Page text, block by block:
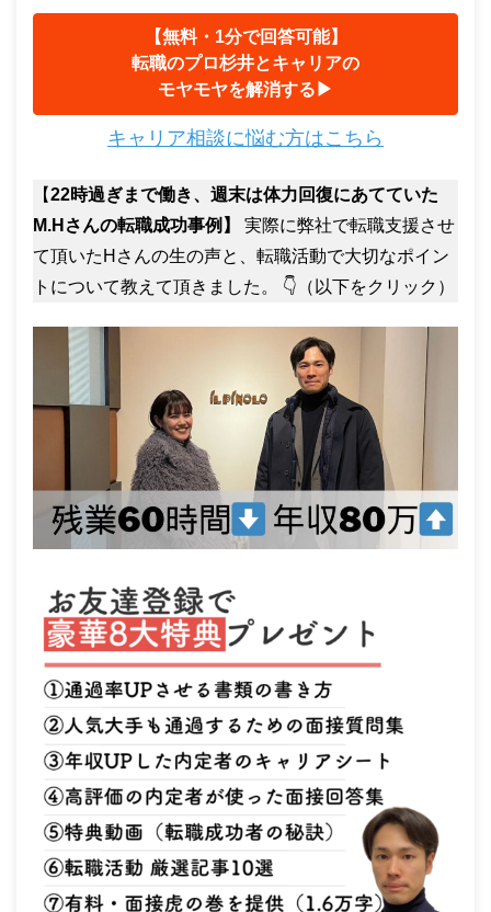
【無料・1分で回答可能】
転職のプロ杉井とキャリアの
モヤモヤを解消する▶︎
キャリア相談に悩む方はこちら
【22時過ぎまで働き、週末は体力回復にあてていた
M.Hさんの転職成功事例】
実際に弊社で転職支援させ
て頂いたHさんの生の声と、転職活動で大切なポイン
トについて教えて頂きました。 👇（以下をクリック）